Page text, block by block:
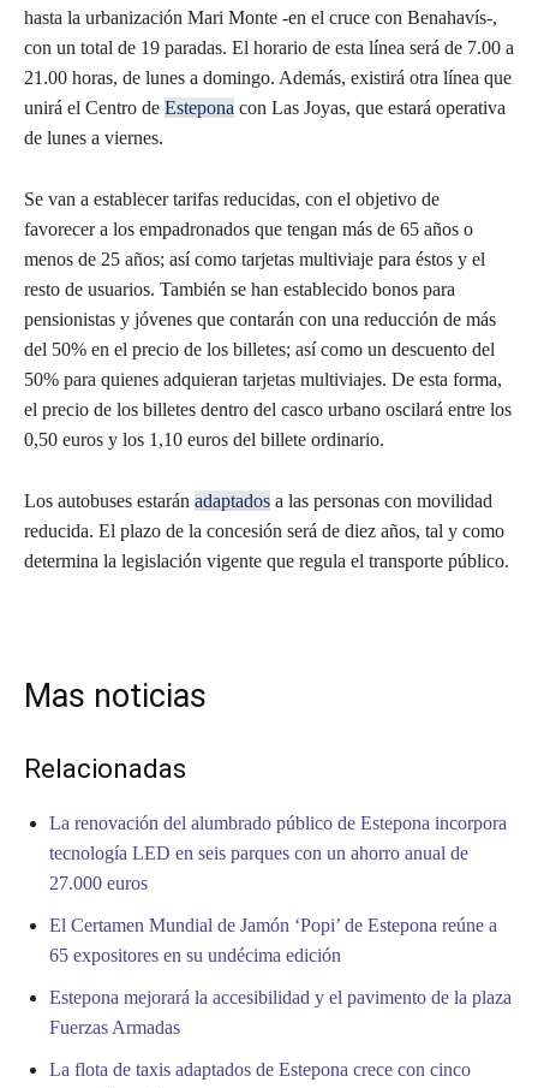
hasta la urbanización Mari Monte -en el cruce con Benahavís-,
con un total de 19 paradas. El horario de esta línea será de 7.00 a
21.00 horas, de lunes a domingo. Además, existirá otra línea que
unirá el Centro de Estepona con Las Joyas, que estará operativa
de lunes a viernes.
Se van a establecer tarifas reducidas, con el objetivo de
favorecer a los empadronados que tengan más de 65 años o
menos de 25 años; así como tarjetas multiviaje para éstos y el
resto de usuarios. También se han establecido bonos para
pensionistas y jóvenes que contarán con una reducción de más
del 50% en el precio de los billetes; así como un descuento del
50% para quienes adquieran tarjetas multiviajes. De esta forma,
el precio de los billetes dentro del casco urbano oscilará entre los
0,50 euros y los 1,10 euros del billete ordinario.
Los autobuses estarán adaptados a las personas con movilidad
reducida. El plazo de la concesión será de diez años, tal y como
determina la legislación vigente que regula el transporte público.
Mas noticias
Relacionadas
La renovación del alumbrado público de Estepona incorpora
tecnología LED en seis parques con un ahorro anual de
27.000 euros
El Certamen Mundial de Jamón ‘Popi’ de Estepona reúne a
65 expositores en su undécima edición
Estepona mejorará la accesibilidad y el pavimento de la plaza
Fuerzas Armadas
La flota de taxis adaptados de Estepona crece con cinco